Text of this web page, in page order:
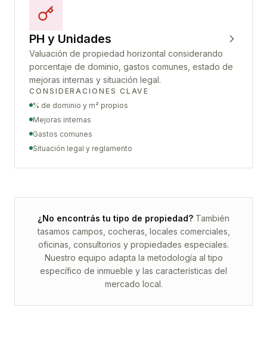
PH y Unidades
Valuación de propiedad horizontal considerando
porcentaje de dominio, gastos comunes, estado de
mejoras internas y situación legal.
CONSIDERACIONES CLAVE
% de dominio y m² propios
Mejoras internas
Gastos comunes
Situación legal y reglamento
¿No encontrás tu tipo de propiedad? También
tasamos campos, cocheras, locales comerciales,
oficinas, consultorios y propiedades especiales.
Nuestro equipo adapta la metodología al tipo
específico de inmueble y las características del
mercado local.